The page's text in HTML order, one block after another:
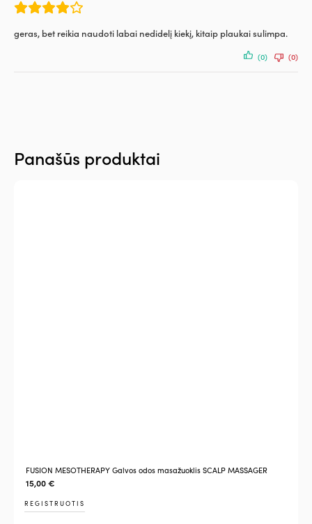
geras, bet reikia naudoti labai nedidelį kiekį, kitaip plaukai sulimpa.
(0) (0)
Panašūs produktai
FUSION MESOTHERAPY Galvos odos masažuoklis SCALP MASSAGER
15,00€
REGISTRUOTIS